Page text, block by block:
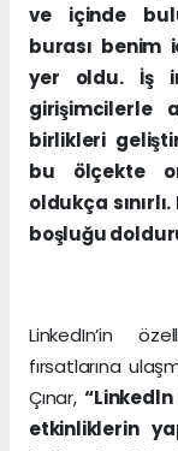
ve içinde
burası benim
yer oldu. İş
girişimcilerle
birlikleri
bu ölçekte
oldukça
boşluğu
LinkedIn’in
fırsatlarına
Çınar,
etkinliklerin